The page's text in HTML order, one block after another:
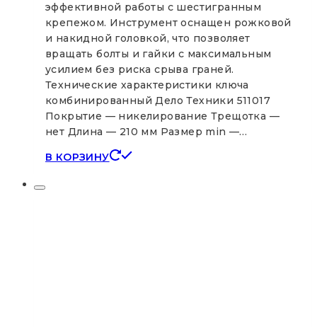
эффективной работы с шестигранным
крепежом. Инструмент оснащен рожковой
и накидной головкой, что позволяет
вращать болты и гайки с максимальным
усилием без риска срыва граней.
Технические характеристики ключа
комбинированный Дело Техники 511017
Покрытие — никелирование Трещотка —
нет Длина — 210 мм Размер min —…
В КОРЗИНУ